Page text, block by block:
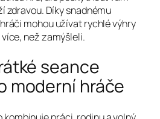
zdravou. Díky snadnému
mohou užívat rychlé výhry
než zamýšleli.
seance
moderní hráče